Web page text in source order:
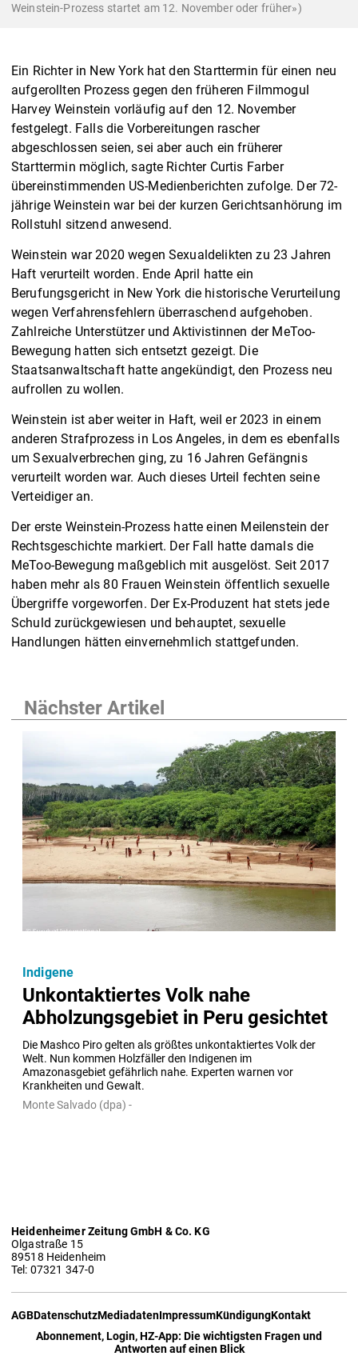
Weinstein-Prozess startet am 12. November oder früher»)
Ein Richter in New York hat den Starttermin für einen neu
aufgerollten Prozess gegen den früheren Filmmogul
Harvey Weinstein vorläufig auf den 12. November
festgelegt. Falls die Vorbereitungen rascher
abgeschlossen seien, sei aber auch ein früherer
Starttermin möglich, sagte Richter Curtis Farber
übereinstimmenden US-Medienberichten zufolge. Der 72-
jährige Weinstein war bei der kurzen Gerichtsanhörung im
Rollstuhl sitzend anwesend.
Weinstein war 2020 wegen Sexualdelikten zu 23 Jahren
Haft verurteilt worden. Ende April hatte ein
Berufungsgericht in New York die historische Verurteilung
wegen Verfahrensfehlern überraschend aufgehoben.
Zahlreiche Unterstützer und Aktivistinnen der MeToo-
Bewegung hatten sich entsetzt gezeigt. Die
Staatsanwaltschaft hatte angekündigt, den Prozess neu
aufrollen zu wollen.
Weinstein ist aber weiter in Haft, weil er 2023 in einem
anderen Strafprozess in Los Angeles, in dem es ebenfalls
um Sexualverbrechen ging, zu 16 Jahren Gefängnis
verurteilt worden war. Auch dieses Urteil fechten seine
Verteidiger an.
Der erste Weinstein-Prozess hatte einen Meilenstein der
Rechtsgeschichte markiert. Der Fall hatte damals die
MeToo-Bewegung maßgeblich mit ausgelöst. Seit 2017
haben mehr als 80 Frauen Weinstein öffentlich sexuelle
Übergriffe vorgeworfen. Der Ex-Produzent hat stets jede
Schuld zurückgewiesen und behauptet, sexuelle
Handlungen hätten einvernehmlich stattgefunden.
Nächster Artikel
Unkontaktiertes Volk nahe
Abholzungsgebiet in Peru gesichtet
Die Mashco Piro gelten als größtes unkontaktiertes Volk der
Welt. Nun kommen Holzfäller den Indigenen im
Amazonasgebiet gefährlich nahe. Experten warnen vor
Krankheiten und Gewalt.
Indigene
Monte Salvado (dpa) -
Heidenheimer Zeitung GmbH & Co. KG
Olgastraße 15
89518 Heidenheim
Tel: 07321 347-0
AGBDatenschutzMediadatenImpressumKündigungKontakt
Abonnement, Login, HZ-App: Die wichtigsten Fragen und
Antworten auf einen Blick